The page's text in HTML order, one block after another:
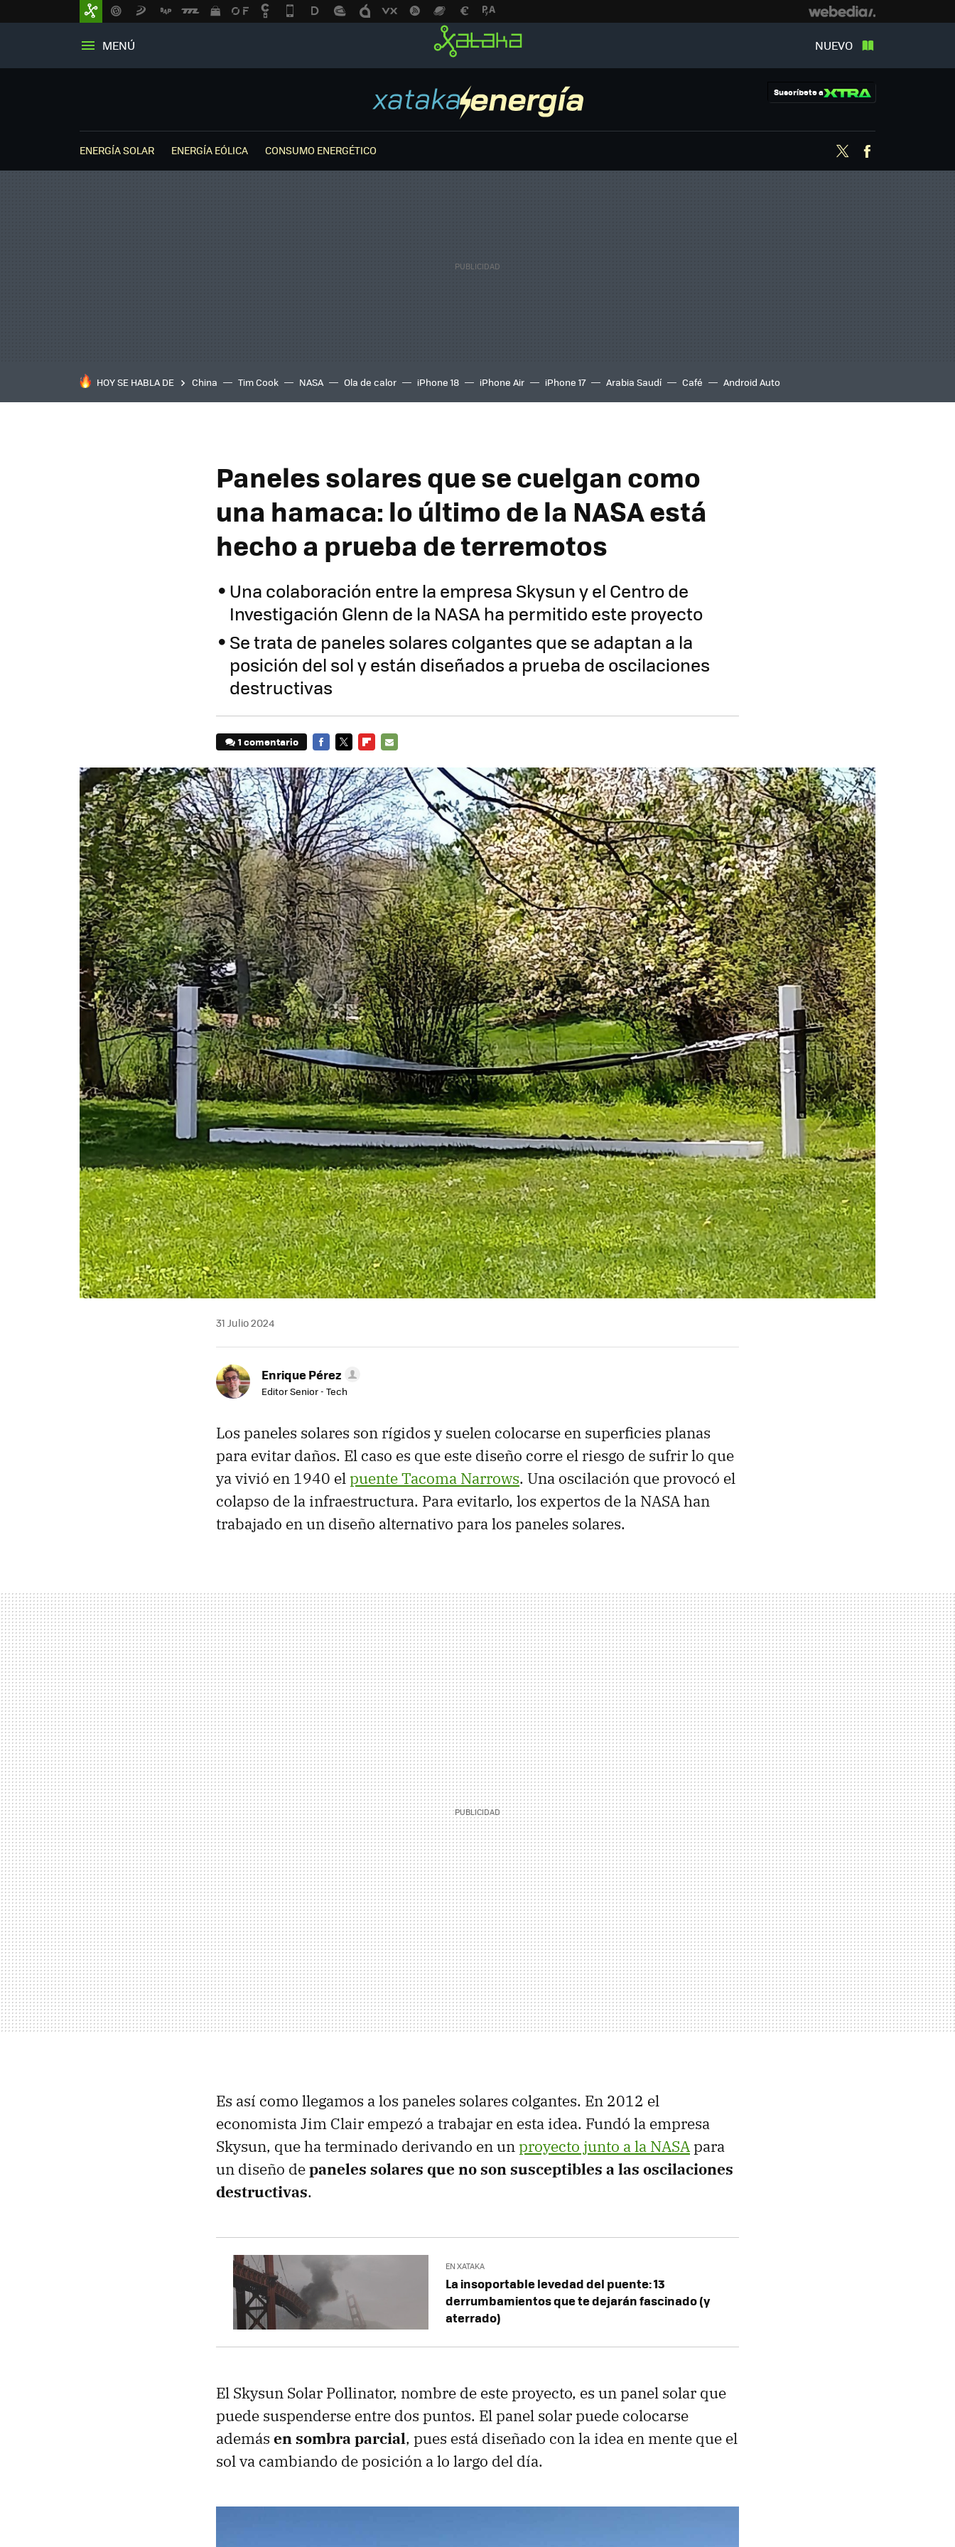
MENÚ NUEVO
Suscríbete a
ENERGÍA SOLAR ENERGÍA EÓLICA CONSUMO ENERGÉTICO Twitter
HOY SE HABLA DE China Tim Cook NASA Ola de calor iPhone 18 iPhone Air iPhone 17 Arabia Saudí Café Android Auto
Paneles solares que se cuelgan como
una hamaca: lo último de la NASA está
hecho a prueba de terremotos
Una colaboración entre la empresa Skysun y el Centro de
Investigación Glenn de la NASA ha permitido este proyecto
Se trata de paneles solares colgantes que se adaptan a la
posición del sol y están diseñados a prueba de oscilaciones
destructivas
1 comentario
MAIL
31 Julio 2024
Enrique Pérez
Editor Senior - Tech
Los paneles solares son rígidos y suelen colocarse en superficies planas
para evitar daños. El caso es que este diseño corre el riesgo de sufrir lo que
ya vivió en 1940 elpuente Tacoma Narrows. Una oscilación que provocó el
colapso de la infraestructura. Para evitarlo, los expertos de la NASA han
trabajado en un diseño alternativo para los paneles solares.
Es así como llegamos a los paneles solares colgantes. En 2012 el
economista Jim Clair empezó a trabajar en esta idea. Fundó la empresa
Skysun, que ha terminado derivando en unproyecto junto a la NASApara
un diseño depaneles solares que no son susceptibles a las oscilaciones
destructivas.
EN XATAKA
La insoportable levedad del puente: 13
derrumbamientos que te dejarán fascinado (y
aterrado)
El Skysun Solar Pollinator, nombre de este proyecto, es un panel solar que
puede suspenderse entre dos puntos. El panel solar puede colocarse
además en sombra parcial, pues está diseñado con la idea en mente que el
sol va cambiando de posición a lo largo del día.